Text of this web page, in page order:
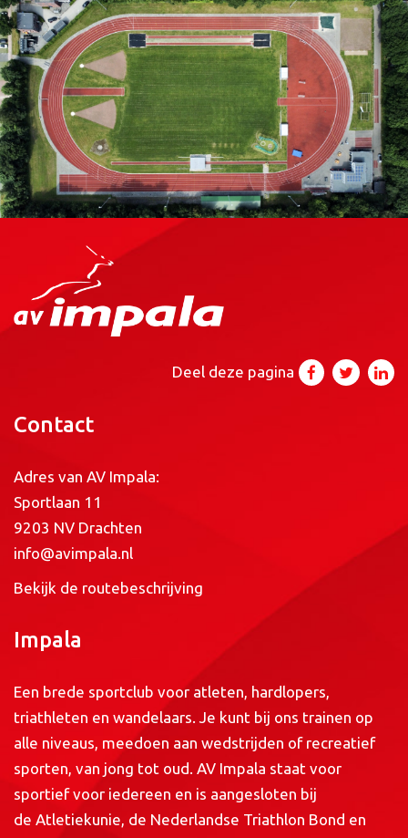
Deel deze pagina
Contact
Adres van AV Impala:
Sportlaan 11
9203 NV Drachten
info@avimpala.nl
Bekijk de routebeschrijving
Impala
Een brede sportclub voor atleten, hardlopers,
triathleten en wandelaars. Je kunt bij ons trainen op
alle niveaus, meedoen aan wedstrijden of recreatief
sporten, van jong tot oud. AV Impala staat voor
sportief voor iedereen en is aangesloten bij
de Atletiekunie, de Nederlandse Triathlon Bond en